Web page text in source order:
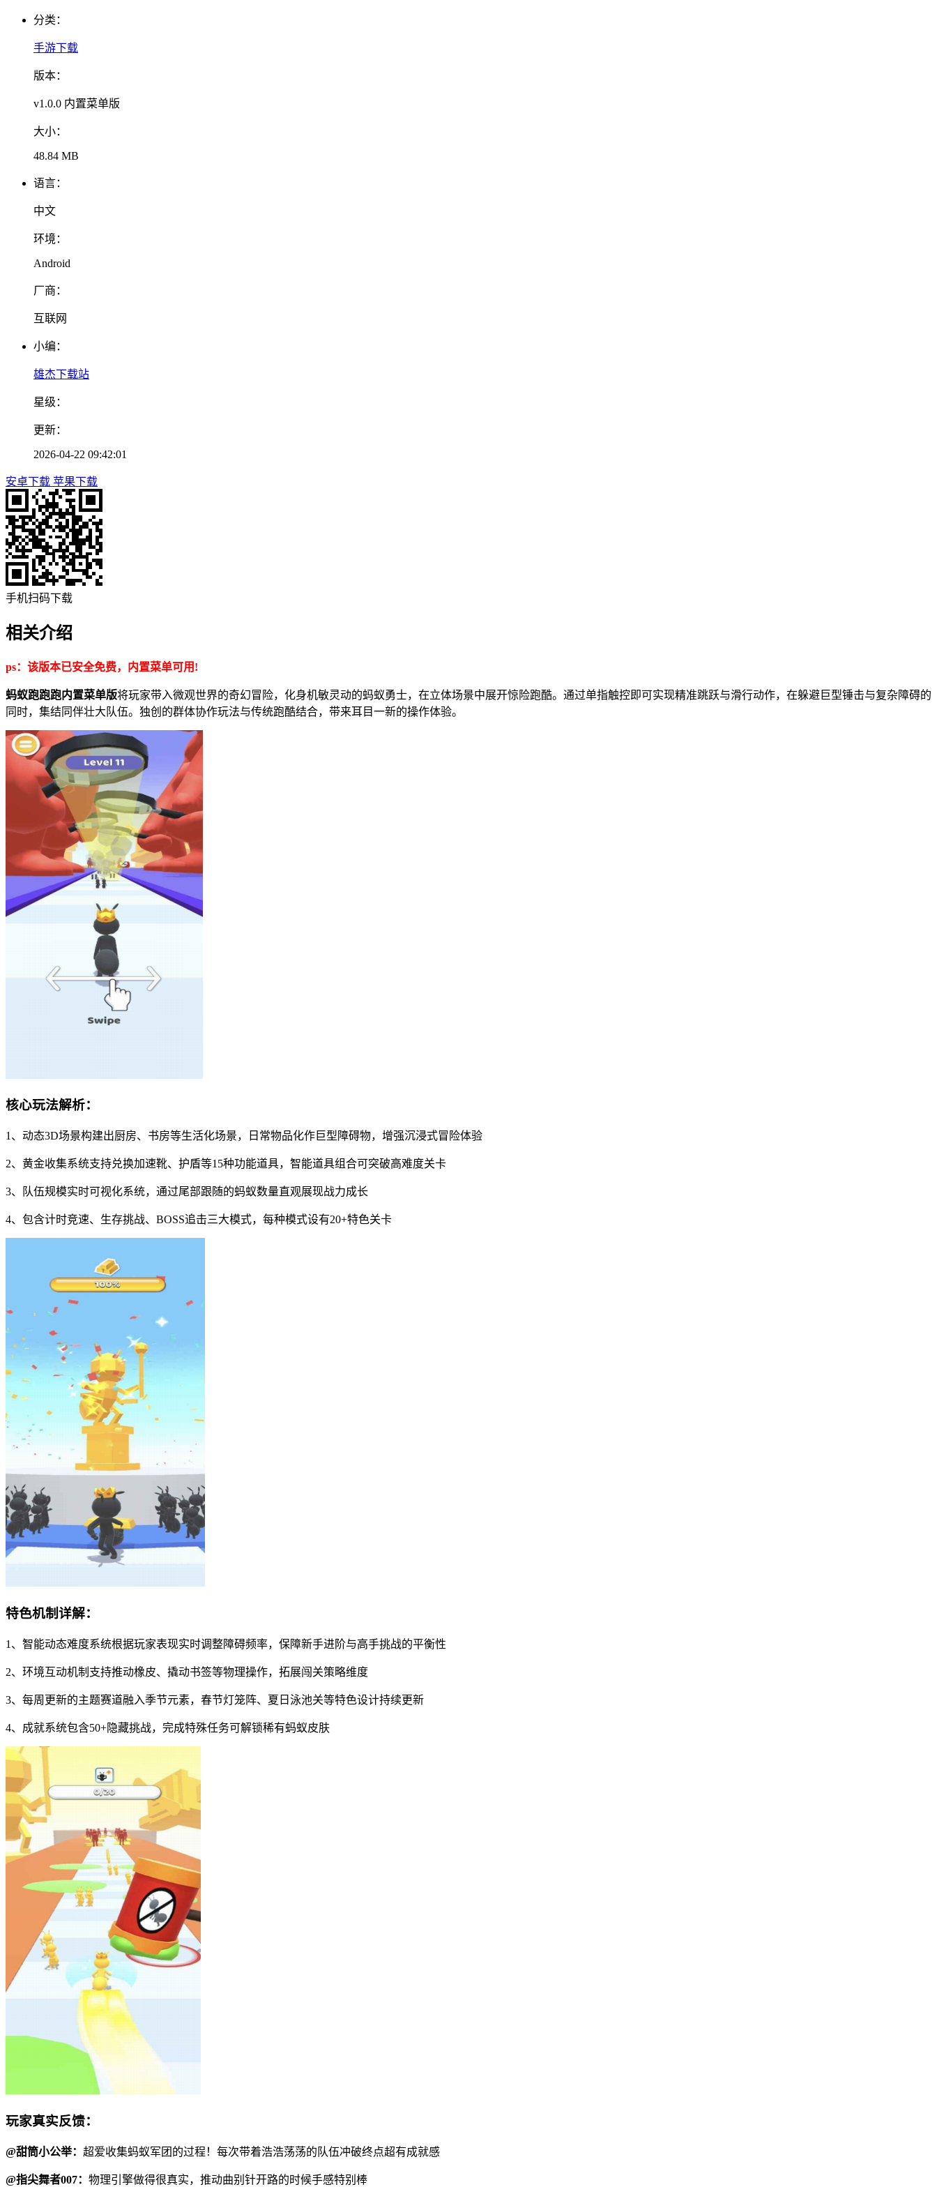
分类：
手游下载
版本：
v1.0.0 内置菜单版
大小：
48.84 MB
语言：
中文
环境：
Android
厂商：
互联网
小编：
雄杰下载站
星级：
更新：
2026-04-22 09:42:01
安卓下载 苹果下载
手机扫码下载
相关介绍
ps：该版本已安全免费，内置菜单可用!
蚂蚁跑跑跑内置菜单版将玩家带入微观世界的奇幻冒险，化身机敏灵动的蚂蚁勇士，在立体场景中展开惊险跑酷。通过单指触控即可实现精准跳跃与滑行动作，在躲避巨型锤击与复杂障碍的
同时，集结同伴壮大队伍。独创的群体协作玩法与传统跑酷结合，带来耳目一新的操作体验。
核心玩法解析：
1、动态3D场景构建出厨房、书房等生活化场景，日常物品化作巨型障碍物，增强沉浸式冒险体验
2、黄金收集系统支持兑换加速靴、护盾等15种功能道具，智能道具组合可突破高难度关卡
3、队伍规模实时可视化系统，通过尾部跟随的蚂蚁数量直观展现战力成长
4、包含计时竞速、生存挑战、BOSS追击三大模式，每种模式设有20+特色关卡
特色机制详解：
1、智能动态难度系统根据玩家表现实时调整障碍频率，保障新手进阶与高手挑战的平衡性
2、环境互动机制支持推动橡皮、撬动书签等物理操作，拓展闯关策略维度
3、每周更新的主题赛道融入季节元素，春节灯笼阵、夏日泳池关等特色设计持续更新
4、成就系统包含50+隐藏挑战，完成特殊任务可解锁稀有蚂蚁皮肤
玩家真实反馈：
@甜筒小公举： 超爱收集蚂蚁军团的过程！每次带着浩浩荡荡的队伍冲破终点超有成就感
@指尖舞者007： 物理引擎做得很真实，推动曲别针开路的时候手感特别棒